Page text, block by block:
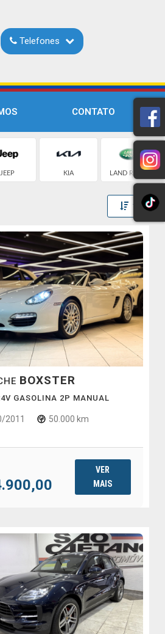
Telefones
CONTATO
JEEP KIA LAND ROVER
Toggle
BOXSTER
GASOLINA 2P MANUAL
2011 50.000 km
VER
MAIS